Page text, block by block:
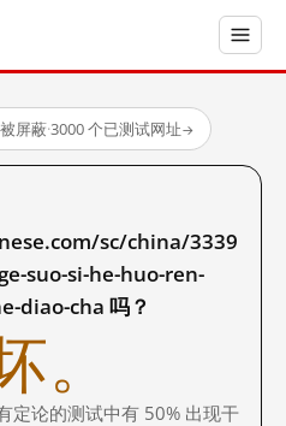
屏蔽·3000 个已测试网址→
sc/china/3339
suo-si-he-huo-ren-
diao-cha 吗？
。
论的测试中有 50% 出现干